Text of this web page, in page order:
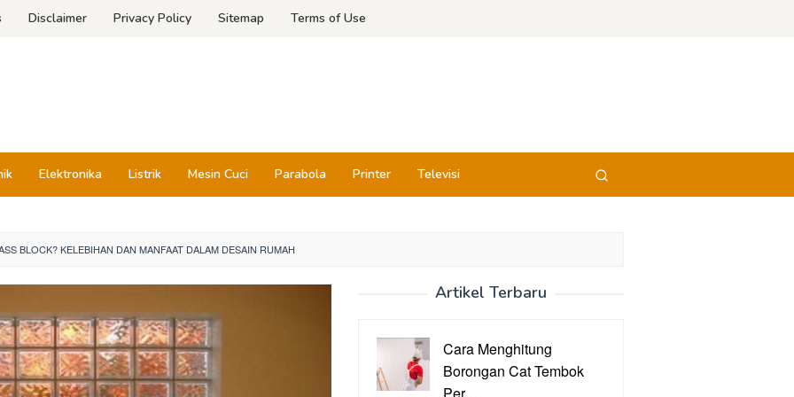
Disclaimer Privacy Policy Sitemap Terms of Use
Elektronika Listrik Mesin Cuci Parabola Printer Televisi
BLOCK? KELEBIHAN DAN MANFAAT DALAM DESAIN RUMAH
Artikel Terbaru
Cara Menghitung
Borongan Cat Tembok